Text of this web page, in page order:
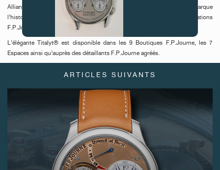
Alliant tradition et technologies modernes, l’élégante by F.P.Journe marque
l’histoire de l’horlogerie, conservant cette magie propre aux créations
F.P.Journe.
L’élégante Titalyt® est disponible dans les 9 Boutiques F.P.Journe, les 7
Espaces ainsi qu’auprès des détaillants F.P.Journe agréés.
ARTICLES SUIVANTS
FAUX